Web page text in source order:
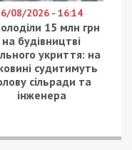
6/08/2026 - 16:14
15 млн грн
на будівництві
укриття: на
судитимуть
сільради та
інженера